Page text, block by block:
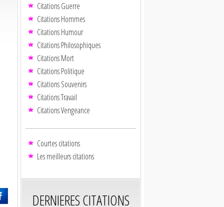
Citations Guerre
Citations Hommes
Citations Humour
Citations Philosophiques
Citations Mort
Citations Politique
Citations Souvenirs
Citations Travail
Citations Vengeance
Courtes citations
Les meilleurs citations
DERNIERES CITATIONS